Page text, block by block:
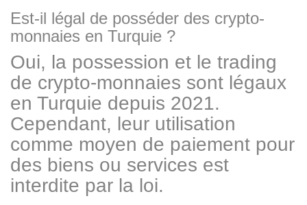
Est-il légal de posséder des crypto-
monnaies en Turquie ?
Oui, la possession et le trading
de crypto-monnaies sont légaux
en Turquie depuis 2021.
Cependant, leur utilisation
comme moyen de paiement pour
des biens ou services est
interdite par la loi.